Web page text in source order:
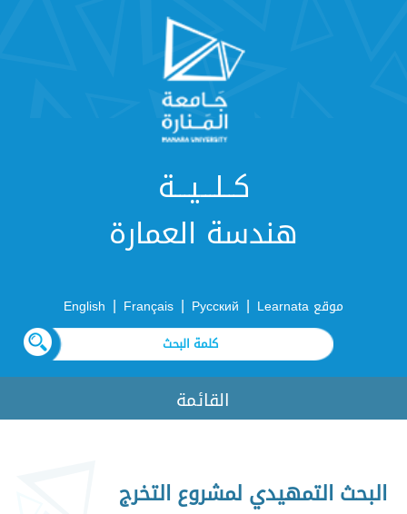
كــلـــيـــة
هندسة العمارة
موقع Learnata |
Русский
|
Français
|
English
القائمة
البحث التمهيدي لمشروع التخرج